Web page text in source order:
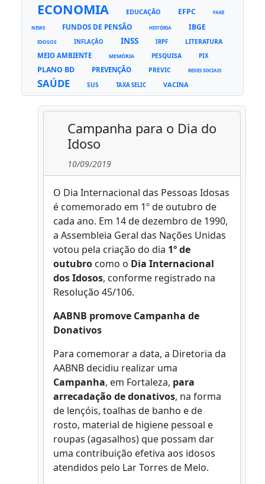
ECONOMIA EDUCAÇÃO EFPC FAKE
NEWS FUNDOS DE PENSÃO HISTÓRIA IBGE
IDOSOS INFLAÇÃO INSS IRPF LITERATURA
MEIO AMBIENTE MEMÓRIA PESQUISA PIX
PLANO BD PREVENÇÃO PREVIC REDES SOCIAIS
SAÚDE SUS TAXA SELIC VACINA
Campanha para o Dia do
Idoso
10/09/2019
O Dia Internacional das Pessoas Idosas
é comemorado em 1º de outubro de
cada ano. Em 14 de dezembro de 1990,
a Assembleia Geral das Nações Unidas
votou pela criação do dia 1º de
outubro como o Dia Internacional
dos Idosos, conforme registrado na
Resolução 45/106.
AABNB promove Campanha de
Donativos
Para comemorar a data, a Diretoria da
AABNB decidiu realizar uma
Campanha, em Fortaleza, para
arrecadação de donativos, na forma
de lençóis, toalhas de banho e de
rosto, material de higiene pessoal e
roupas (agasalhos) que possam dar
uma contribuição efetiva aos idosos
atendidos pelo Lar Torres de Melo.